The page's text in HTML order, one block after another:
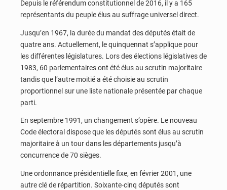
Depuis le référendum constitutionnel de 2016, il y a 165
représentants du peuple élus au suffrage universel direct.
Jusqu’en 1967, la durée du mandat des députés était de
quatre ans. Actuellement, le quinquennat s’applique pour
les différentes législatures. Lors des élections législatives de
1983, 60 parlementaires ont été élus au scrutin majoritaire
tandis que l’autre moitié a été choisie au scrutin
proportionnel sur une liste nationale présentée par chaque
parti.
En septembre 1991, un changement s’opère. Le nouveau
Code électoral dispose que les députés sont élus au scrutin
majoritaire à un tour dans les départements jusqu’à
concurrence de 70 sièges.
Une ordonnance présidentielle fixe, en février 2001, une
autre clé de répartition. Soixante-cinq députés sont